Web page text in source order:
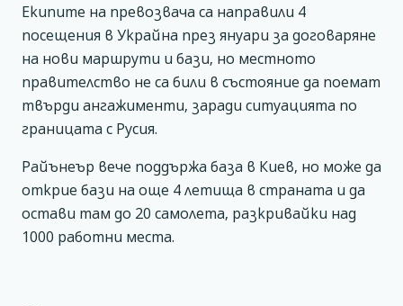
Екипите на превозвача са направили 4
посещения в Украйна през януари за договаряне
на нови маршрути и бази, но местното
правителство не са били в състояние да поемат
твърди ангажименти, заради ситуацията по
границата с Русия.
Райънеър вече поддържа база в Киев, но може да
открие бази на още 4 летища в страната и да
остави там до 20 самолета, разкривайки над
1000 работни места.